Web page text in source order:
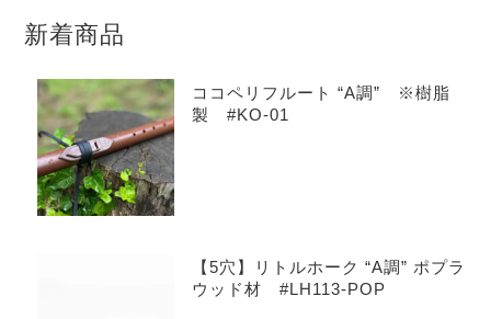
新着商品
ココペリフルート “A調” ※樹脂
製 #KO-01
【5穴】リトルホーク “A調” ポプラ
ウッド材 #LH113-POP